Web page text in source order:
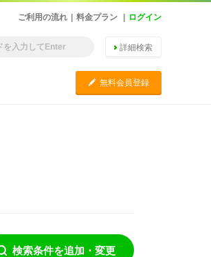
ご利用の流れ 料金プラン ログイン
詳細検索
C 無料会員登録
検索条件を追加・変更